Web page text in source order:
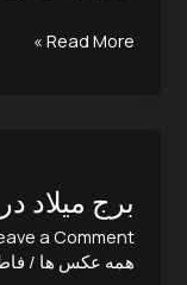
Read More »
برج میلاد
a Comment
همه عکس ها /
در
ایام
نوروز